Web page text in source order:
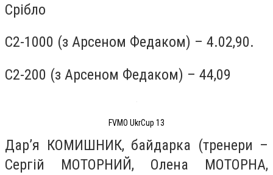
Срібло
С2-1000 (з Арсеном Федаком) – 4.02,90.
С2-200 (з Арсеном Федаком) – 44,09
FVMO UkrCup 13
Дар’я КОМИШНИК, байдарка (тренери –
Сергій МОТОРНИЙ, Олена МОТОРНА,